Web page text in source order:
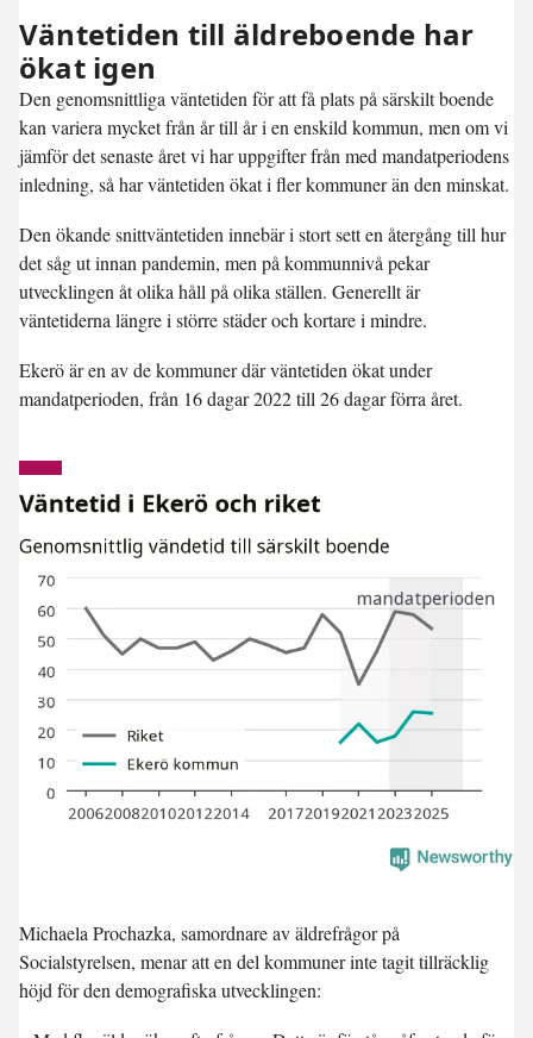
Väntetiden till äldreboende har
ökat igen
Den genomsnittliga väntetiden för att få plats på särskilt boende
kan variera mycket från år till år i en enskild kommun, men om vi
jämför det senaste året vi har uppgifter från med mandatperiodens
inledning, så har väntetiden ökat i fler kommuner än den minskat.
Den ökande snittväntetiden innebär i stort sett en återgång till hur
det såg ut innan pandemin, men på kommunnivå pekar
utvecklingen åt olika håll på olika ställen. Generellt är
väntetiderna längre i större städer och kortare i mindre.
Ekerö är en av de kommuner där väntetiden ökat under
mandatperioden, från 16 dagar 2022 till 26 dagar förra året.
Michaela Prochazka, samordnare av äldrefrågor på
Socialstyrelsen, menar att en del kommuner inte tagit tillräcklig
höjd för den demografiska utvecklingen: